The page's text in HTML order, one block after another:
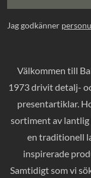
Jag godkänner
Välkommen till
1973 drivit detalj-
presentartiklar.
sortiment av
en traditionell
inspirerade
Samtidigt som vi